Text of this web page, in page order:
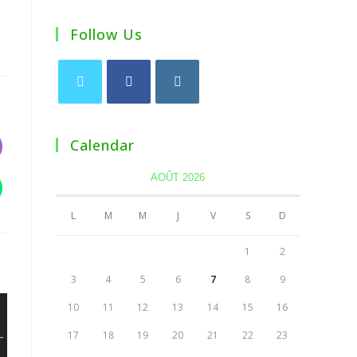
Follow Us
Calendar
AOÛT 2026
L M M J V S D
1 2
3 4 5 6 7 8 9
10 11 12 13 14 15 16
17 18 19 20 21 22 23